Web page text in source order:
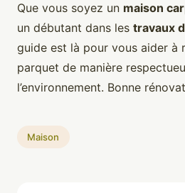
Que vous soyez un maison
un débutant dans les travaux
guide est là pour vous aider à
parquet de manière
l’environnement. Bonne
Maison